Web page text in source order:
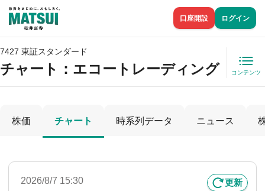
口座開設 ログイン
7427 東証スタンダード
チャート： エコートレーディング コンテンツ
株価 チャート 時系列データ ニュース
2026/8/7 15:30 更新